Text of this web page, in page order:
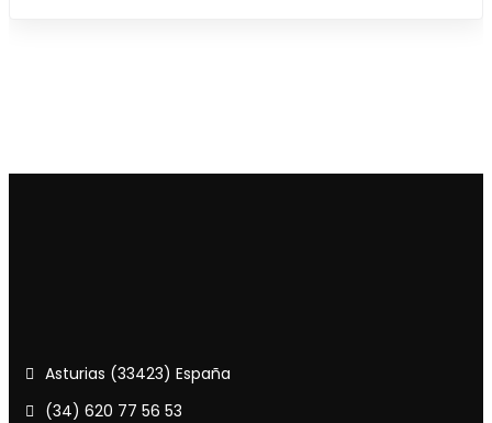
Asturias (33423) España
(34) 620 77 56 53